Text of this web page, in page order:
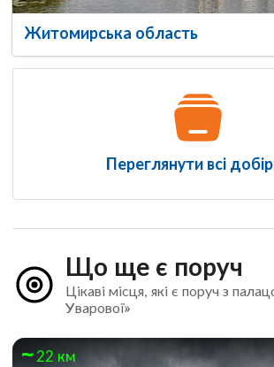
Житомирська область
Переглянути всі
Що ще є поруч
Цікаві місця, які є поруч з
Уварової»
22 км